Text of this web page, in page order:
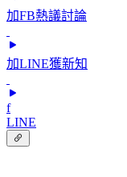
加FB熱議討論
加LINE獲新知
f
LINE